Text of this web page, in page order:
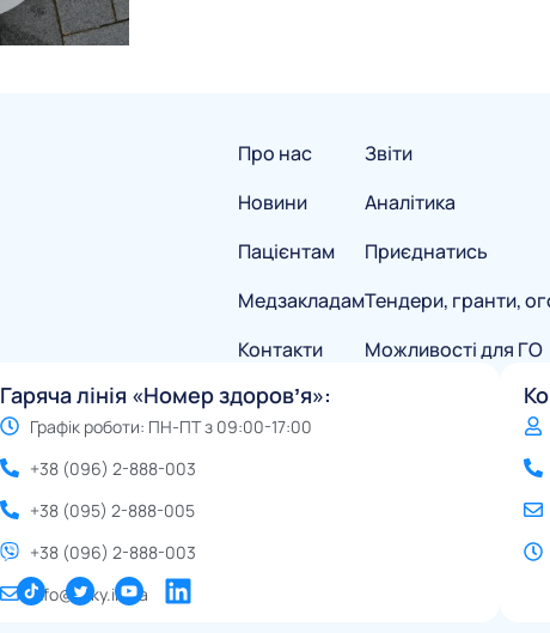
Про нас
Новини
Пацієнтам
Медзакладам
Контакти
Звіти
Аналітика
Приєднатись
Тендери, гранти,
Можливості для ГО
Гаряча лінія «Номер здоровʼя»:
Графік роботи: ПН-ПТ з 09:00-17:00
+38 (096) 2-888-003
+38 (095) 2-888-005
+38 (096) 2-888-003
info@eliky.in.ua